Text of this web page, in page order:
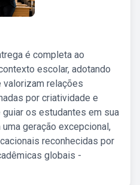
é completa ao
escolar, adotando
relações
por criatividade e
os estudantes em sua
geração excepcional,
reconhecidas por
globais -